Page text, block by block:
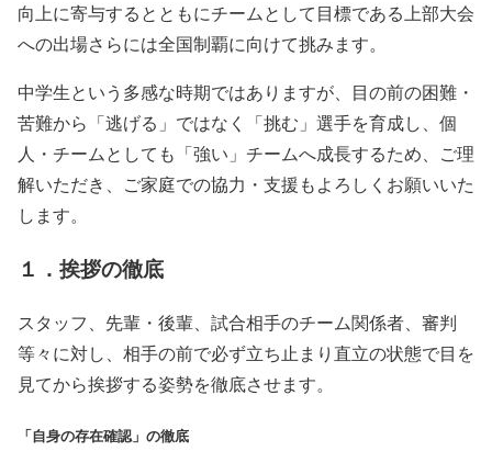
向上に寄与するとともにチームとして目標である上部大会
への出場さらには全国制覇に向けて挑みます。
中学生という多感な時期ではありますが、目の前の困難・
苦難から「逃げる」ではなく「挑む」選手を育成し、個
人・チームとしても「強い」チームへ成長するため、ご理
解いただき、ご家庭での協力・支援もよろしくお願いいた
します。
１．挨拶の徹底
スタッフ、先輩・後輩、試合相手のチーム関係者、審判
等々に対し、相手の前で必ず立ち止まり直立の状態で目を
見てから挨拶する姿勢を徹底させます。
「自身の存在確認」の徹底